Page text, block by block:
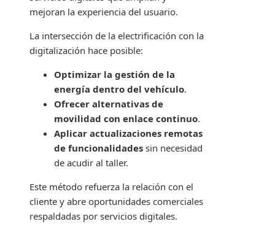
mejoran la experiencia del usuario.
La intersección de la electrificación con la
digitalización hace posible:
Optimizar la gestión de la
energía dentro del vehículo.
Ofrecer alternativas de
movilidad con enlace continuo.
Aplicar actualizaciones remotas
de funcionalidades sin necesidad
de acudir al taller.
Este método refuerza la relación con el
cliente y abre oportunidades comerciales
respaldadas por servicios digitales.